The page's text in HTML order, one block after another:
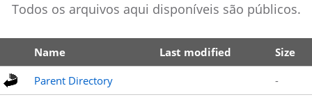
Todos os arquivos aqui disponíveis são públicos.
Name Last modified Size
Parent Directory -